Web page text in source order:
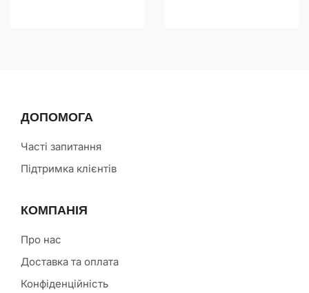
ДОПОМОГА
Часті запитання
Підтримка клієнтів
КОМПАНІЯ
Про нас
Доставка та оплата
Конфіденційність